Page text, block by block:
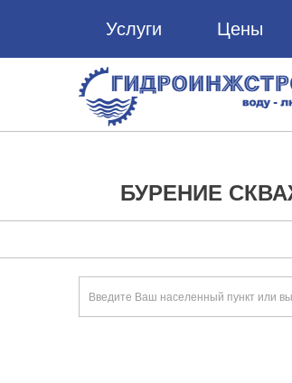
Услуги Цены
БУРЕНИЕ